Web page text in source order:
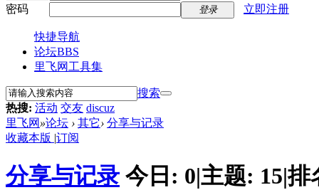
密码
登录 立即注册
快捷导航
论坛BBS
里飞网工具集
搜索
热搜: 活动 交友 discuz
里飞网 »论坛 › 其它› 分享与记录
收藏本版 |订阅
分享与记录 今日: 0|主题: 15|排